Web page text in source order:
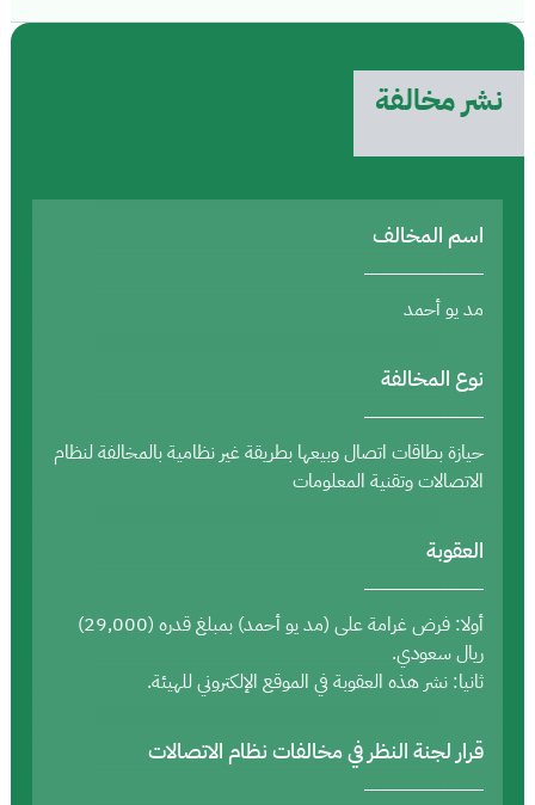
نشر مخالفة
اسم المخالف
مد يو أحمد
نوع المخالفة
حيازة بطاقات اتصال وبيعها بطريقة غير نظامية بالمخالفة لنظام
الاتصالات وتقنية المعلومات
العقوبة
أولا: فرض غرامة على (مد يو أحمد) بمبلغ قدره (29,000)
ريال سعودي.
ثانيا: نشر هذه العقوبة في الموقع الإلكتروني للهيئة.
قرار لجنة النظر في مخالفات نظام الاتصالات